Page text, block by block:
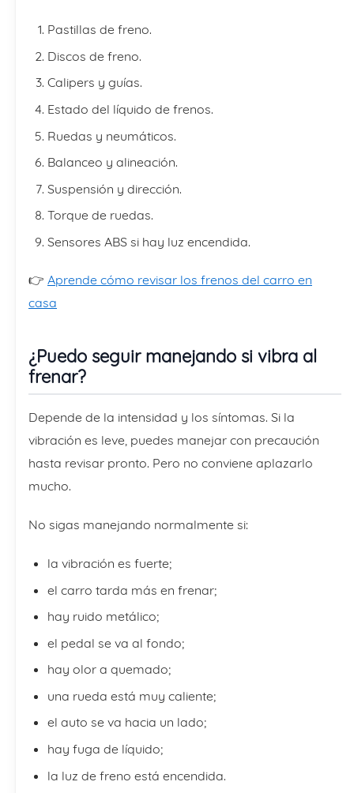
Pastillas de freno.
Discos de freno.
Calipers y guías.
Estado del líquido de frenos.
Ruedas y neumáticos.
Balanceo y alineación.
Suspensión y dirección.
Torque de ruedas.
Sensores ABS si hay luz encendida.
👉 Aprende cómo revisar los frenos del carro en
casa
¿Puedo seguir manejando si vibra al
frenar?
Depende de la intensidad y los síntomas. Si la
vibración es leve, puedes manejar con precaución
hasta revisar pronto. Pero no conviene aplazarlo
mucho.
No sigas manejando normalmente si:
la vibración es fuerte;
el carro tarda más en frenar;
hay ruido metálico;
el pedal se va al fondo;
hay olor a quemado;
una rueda está muy caliente;
el auto se va hacia un lado;
hay fuga de líquido;
la luz de freno está encendida.